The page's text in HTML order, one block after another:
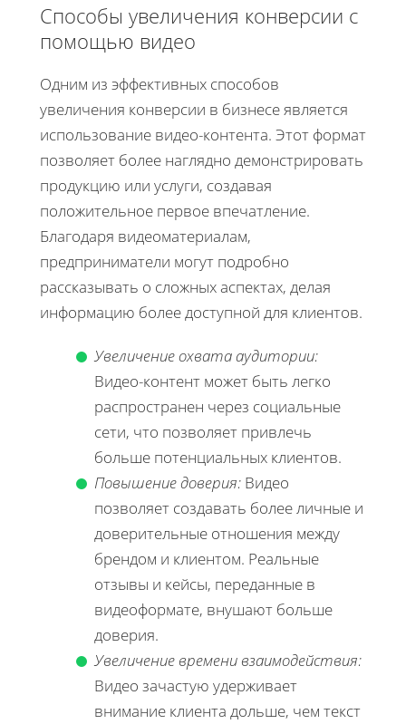
Способы увеличения конверсии с
помощью видео
Одним из эффективных способов
увеличения конверсии в бизнесе является
использование видео-контента. Этот формат
позволяет более наглядно демонстрировать
продукцию или услуги, создавая
положительное первое впечатление.
Благодаря видеоматериалам,
предприниматели могут подробно
рассказывать о сложных аспектах, делая
информацию более доступной для клиентов.
Увеличение охвата аудитории:
Видео-контент может быть легко
распространен через социальные
сети, что позволяет привлечь
больше потенциальных клиентов.
Повышение доверия: Видео
позволяет создавать более личные и
доверительные отношения между
брендом и клиентом. Реальные
отзывы и кейсы, переданные в
видеоформате, внушают больше
доверия.
Увеличение времени взаимодействия:
Видео зачастую удерживает
внимание клиента дольше, чем текст